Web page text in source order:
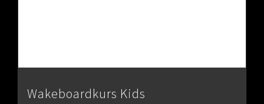
Wakeboardkurs Kids